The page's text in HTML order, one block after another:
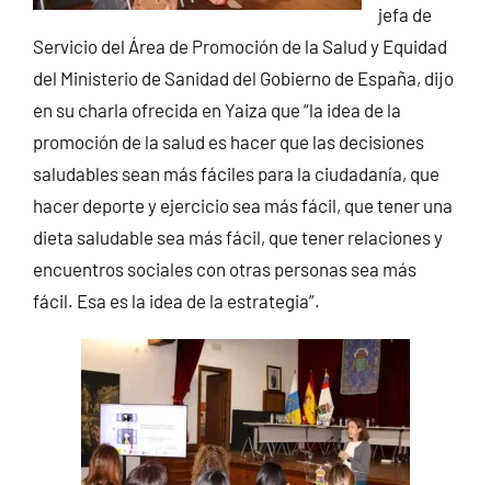
jefa de
Servicio del Área de Promoción de la Salud y Equidad
del Ministerio de Sanidad del Gobierno de España, dijo
en su charla ofrecida en Yaiza que “la idea de la
promoción de la salud es hacer que las decisiones
saludables sean más fáciles para la ciudadanía, que
hacer deporte y ejercicio sea más fácil, que tener una
dieta saludable sea más fácil, que tener relaciones y
encuentros sociales con otras personas sea más
fácil. Esa es la idea de la estrategia”.